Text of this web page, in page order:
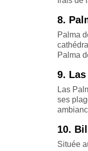
8.
Palma
Palma
9.
Las
ses
10.
Située